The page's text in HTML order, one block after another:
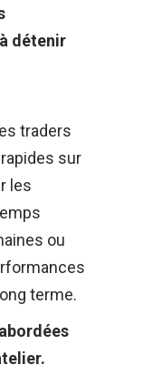
détenir
traders
sur
les
ou
terme.